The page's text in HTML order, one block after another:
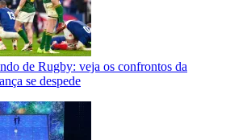
de Rugby: veja os confrontos da
se despede